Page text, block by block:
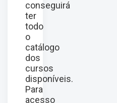
conseguirá
ter
todo
o
catálogo
dos
cursos
disponíveis.
Para
acesso